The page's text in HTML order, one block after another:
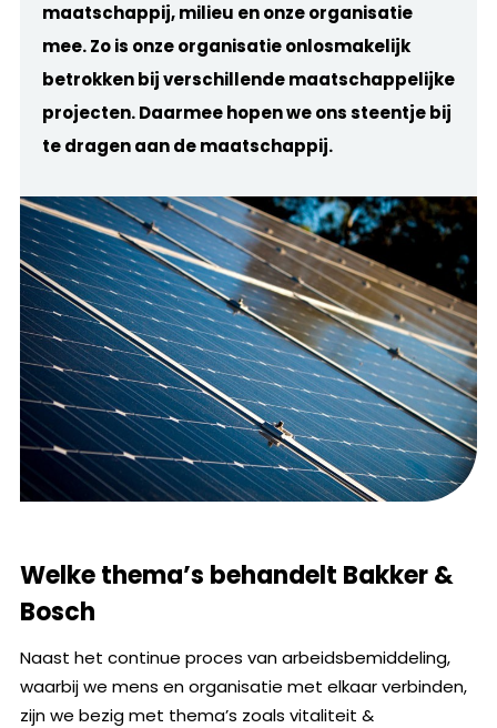
maatschappij, milieu en onze organisatie
mee. Zo is onze organisatie onlosmakelijk
betrokken bij verschillende maatschappelijke
projecten. Daarmee hopen we ons steentje bij
te dragen aan de maatschappij.
Welke thema’s behandelt Bakker &
Bosch
Naast het continue proces van arbeidsbemiddeling,
waarbij we mens en organisatie met elkaar verbinden,
zijn we bezig met thema’s zoals vitaliteit &